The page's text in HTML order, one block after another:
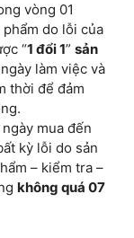
vòng 01
do lỗi của
“1 đổi 1” sản
làm việc và
thời để đảm
mua đến
kỳ lỗi do sản
– kiểm tra –
không quá 07